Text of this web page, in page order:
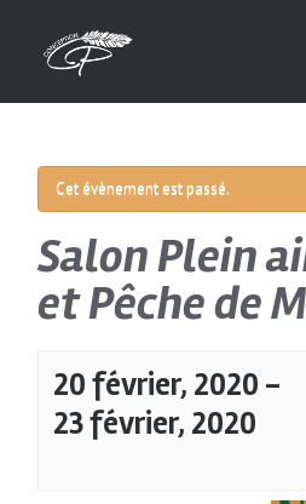
Cet évènement est passé.
Salon Plein
et Pêche de
20 février, 2020 -
23 février, 2020